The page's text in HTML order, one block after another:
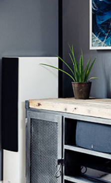
MERKEN
AANBIEDINGEN
Winkels
Klantenservice
Inloggen
Klantenservice
Bouw met geluid